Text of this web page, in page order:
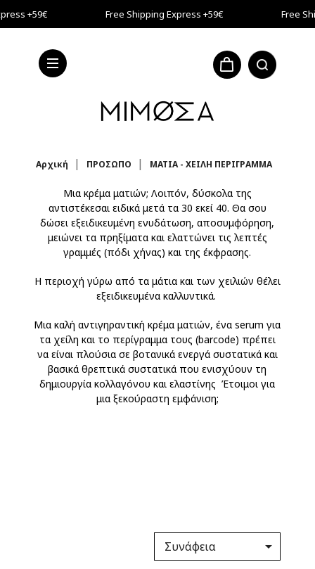
Μετάβαση στο κύριο περιεχόμενο
+59€ Free Shipping Express +59€ Free
Αρχική ΠΡΟΣΩΠΟ ΜΑΤΙΑ - ΧΕΙΛΗ ΠΕΡΙΓΡΑΜΜΑ
Μια κρέμα ματιών; Λοιπόν, δύσκολα της
αντιστέκεσαι ειδικά μετά τα 30 εκεί 40. Θα σου
δώσει εξειδικευμένη ενυδάτωση, αποσυμφόρηση,
μειώνει τα πρηξίματα και ελαττώνει τις λεπτές
γραμμές (πόδι χήνας) και της έκφρασης.
Η περιοχή γύρω από τα μάτια και των χειλιών θέλει
εξειδικευμένα καλλυντικά.
Μια καλή αντιγηραντική κρέμα ματιών, ένα serum για
τα χείλη και το περίγραμμα τους (barcode) πρέπει
να είναι πλούσια σε βοτανικά ενεργά συστατικά και
βασικά θρεπτικά συστατικά που ενισχύουν τη
δημιουργία κολλαγόνου και ελαστίνης Έτοιμοι για
μια ξεκούραστη εμφάνιση;
Συνάφεια 